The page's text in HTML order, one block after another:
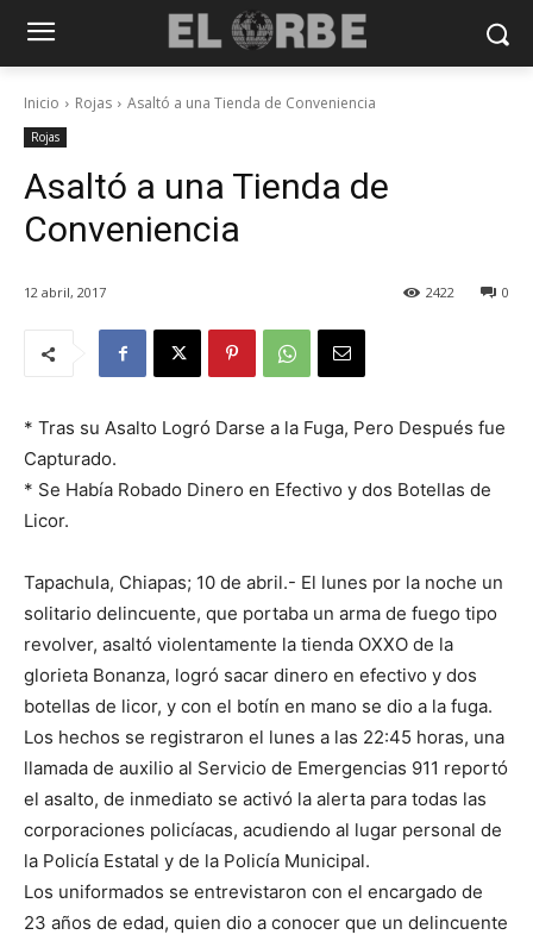
Inicio Rojas Asaltó a una Tienda de Conveniencia
Rojas
Asaltó a una Tienda de
Conveniencia
12 abril, 2017 0
2422
* Tras su Asalto Logró Darse a la Fuga, Pero Después fue
Capturado.
* Se Había Robado Dinero en Efectivo y dos Botellas de
Licor.
Tapachula, Chiapas; 10 de abril.- El lunes por la noche un
solitario delincuente, que portaba un arma de fuego tipo
revolver, asaltó violentamente la tienda OXXO de la
glorieta Bonanza, logró sacar dinero en efectivo y dos
botellas de licor, y con el botín en mano se dio a la fuga.
Los hechos se registraron el lunes a las 22:45 horas, una
llamada de auxilio al Servicio de Emergencias 911 reportó
el asalto, de inmediato se activó la alerta para todas las
corporaciones policíacas, acudiendo al lugar personal de
la Policía Estatal y de la Policía Municipal.
Los uniformados se entrevistaron con el encargado de
23 años de edad, quien dio a conocer que un delincuente